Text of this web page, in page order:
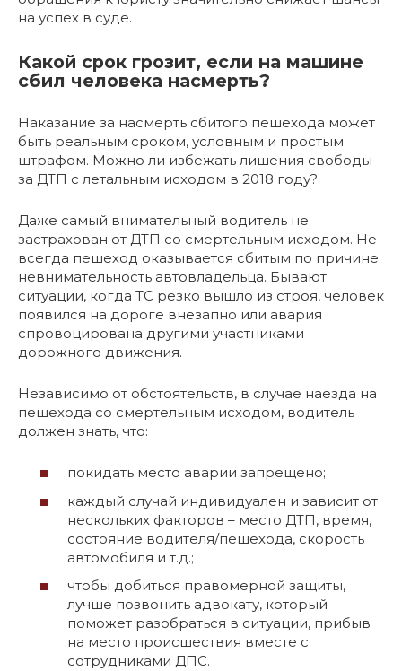
на успех в суде.
Какой срок грозит, если на машине
сбил человека насмерть?
Наказание за насмерть сбитого пешехода может
быть реальным сроком, условным и простым
штрафом. Можно ли избежать лишения свободы
за ДТП с летальным исходом в 2018 году?
Даже самый внимательный водитель не
застрахован от ДТП со смертельным исходом. Не
всегда пешеход оказывается сбитым по причине
невнимательность автовладельца. Бывают
ситуации, когда ТС резко вышло из строя, человек
появился на дороге внезапно или авария
спровоцирована другими участниками
дорожного движения.
Независимо от обстоятельств, в случае наезда на
пешехода со смертельным исходом, водитель
должен знать, что:
покидать место аварии запрещено;
каждый случай индивидуален и зависит от
нескольких факторов – место ДТП, время,
состояние водителя/пешехода, скорость
автомобиля и т.д.;
чтобы добиться правомерной защиты,
лучше позвонить адвокату, который
поможет разобраться в ситуации, прибыв
на место происшествия вместе с
сотрудниками ДПС.